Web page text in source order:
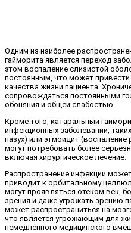
Одним из наиболее
гайморита является переход
этом воспаление слизистой
постоянным, что может
качества жизни пациента.
сопровождаться постоянными
обоняния и общей слабостью.
Кроме того, катаральный
инфекционных заболеваний,
пазух) или этмоидит
могут потребовать более
включая хирургическое лечение.
Распространение инфекции
приводит к орбитальному
могут проявляться отеком век,
зрения и даже угрожать зрению
может распространиться на
что является угрожающим для
немедленного медицинского